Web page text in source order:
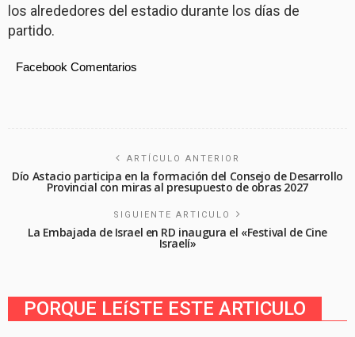
los alrededores del estadio durante los días de
partido.
Facebook Comentarios
ARTÍCULO ANTERIOR
Dío Astacio participa en la formación del Consejo de Desarrollo
Provincial con miras al presupuesto de obras 2027
SIGUIENTE ARTICULO
La Embajada de Israel en RD inaugura el «Festival de Cine
Israelí»
PORQUE LEíSTE ESTE ARTICULO